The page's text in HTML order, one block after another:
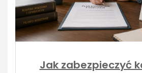
Jak zabezpieczyć